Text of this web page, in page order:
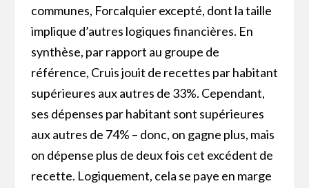
communes, Forcalquier excepté, dont la taille
implique d’autres logiques financières. En
synthèse, par rapport au groupe de
référence, Cruis jouit de recettes par habitant
supérieures aux autres de 33%. Cependant,
ses dépenses par habitant sont supérieures
aux autres de 74% – donc, on gagne plus, mais
on dépense plus de deux fois cet excédent de
recette. Logiquement, cela se paye en marge